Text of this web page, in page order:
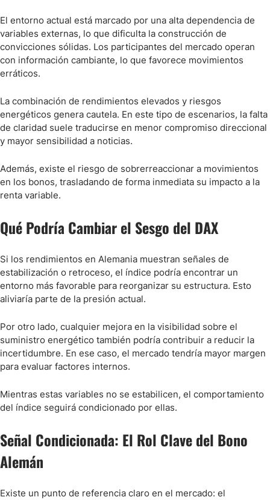
El entorno actual está marcado por una alta dependencia de
variables externas, lo que dificulta la construcción de
convicciones sólidas. Los participantes del mercado operan
con información cambiante, lo que favorece movimientos
erráticos.
La combinación de rendimientos elevados y riesgos
energéticos genera cautela. En este tipo de escenarios, la falta
de claridad suele traducirse en menor compromiso direccional
y mayor sensibilidad a noticias.
Además, existe el riesgo de sobrerreaccionar a movimientos
en los bonos, trasladando de forma inmediata su impacto a la
renta variable.
Qué Podría Cambiar el Sesgo del DAX
Si los rendimientos en Alemania muestran señales de
estabilización o retroceso, el índice podría encontrar un
entorno más favorable para reorganizar su estructura. Esto
aliviaría parte de la presión actual.
Por otro lado, cualquier mejora en la visibilidad sobre el
suministro energético también podría contribuir a reducir la
incertidumbre. En ese caso, el mercado tendría mayor margen
para evaluar factores internos.
Mientras estas variables no se estabilicen, el comportamiento
del índice seguirá condicionado por ellas.
Señal Condicionada: El Rol Clave del Bono
Alemán
Existe un punto de referencia claro en el mercado: el